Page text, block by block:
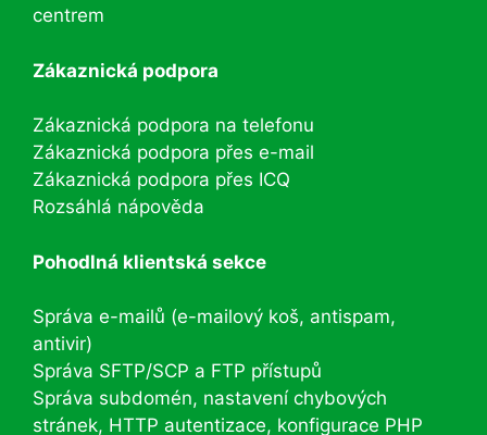
centrem
Zákaznická podpora
Zákaznická podpora na telefonu
Zákaznická podpora přes e-mail
Zákaznická podpora přes ICQ
Rozsáhlá nápověda
Pohodlná klientská sekce
Správa e-mailů (e-mailový koš, antispam,
antivir)
Správa SFTP/SCP a FTP přístupů
Správa subdomén, nastavení chybových
stránek, HTTP autentizace, konfigurace PHP